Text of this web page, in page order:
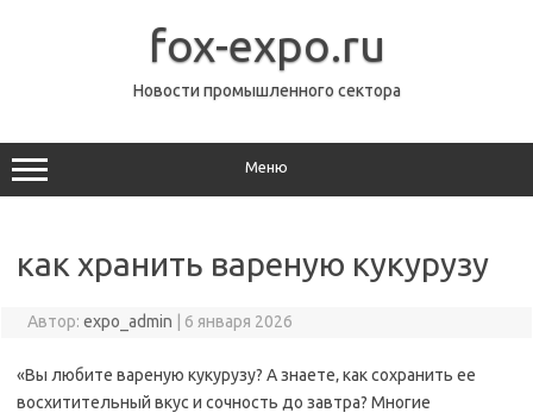
fox-expo.ru
Новости промышленного сектора
Меню
как хранить вареную кукурузу
Автор: expo_admin 6 января 2026
«Вы любите вареную кукурузу? А знаете‚ как сохранить ее
восхитительный вкус и сочность до завтра? Многие